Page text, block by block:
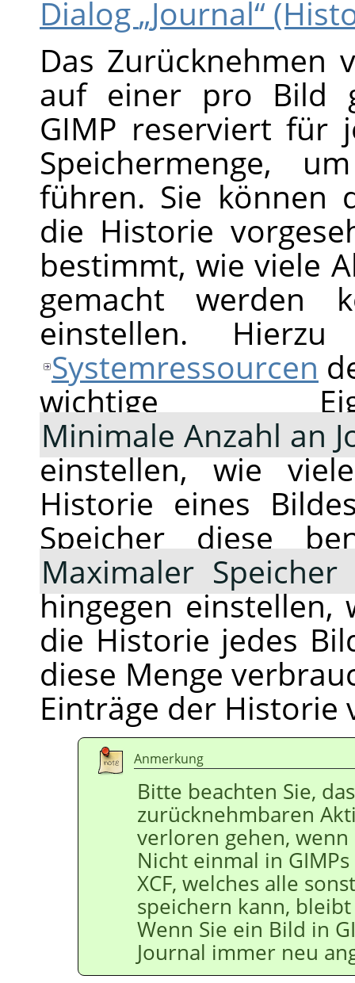
Dialog „Journal“
Das
auf einer pro Bild
GIMP reserviert für
Speichermenge,
führen. Sie können
die Historie
bestimmt, wie viele
gemacht
einstellen.
Systemressourcen
wichtige
Minimale Anzahl an
einstellen, wie
Historie eines
Speicher diese
Maximaler
hingegen
die Historie jedes
diese Menge
Einträge der Historie
Anmerkung
Bitte beachten Sie,
zurücknehmbaren
verloren gehen, wenn
Nicht einmal in GIMP
XCF, welches alle
speichern kann,
Wenn Sie ein Bild in
Journal immer neu